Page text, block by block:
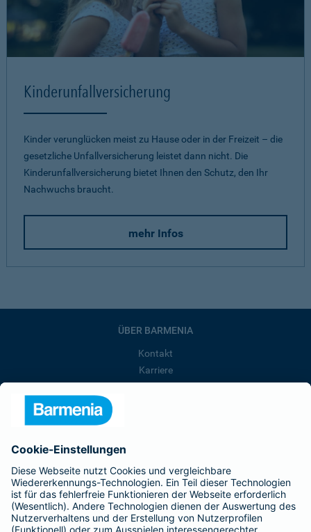
Kinderunfallversicherung
Kinder verunglücken meist zu Hause oder in der Freizeit – die
gesetzliche Unfallversicherung leistet dann nicht. Die
Kinderunfallversicherung bietet Ihnen den Schutz, den Ihr
Nachwuchs braucht.
mehr Infos
ÜBER BARMENIA
Kontakt
Karriere
Barmenia ist Teil der BarmeniaGothaer
BELIEBTE SEITEN
Kranken-Zusatzversicherung
Tierversicherungen